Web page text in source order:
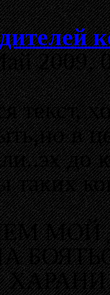
2009,
текст,
в
до
МОЙ